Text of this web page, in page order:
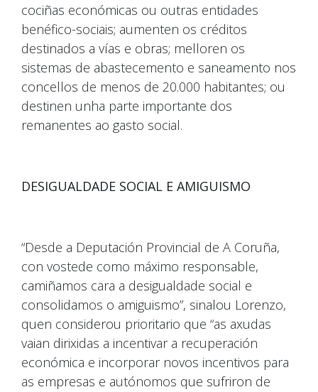
cociñas económicas ou outras entidades
benéfico-sociais; aumenten os créditos
destinados a vías e obras; melloren os
sistemas de abastecemento e saneamento nos
concellos de menos de 20.000 habitantes; ou
destinen unha parte importante dos
remanentes ao gasto social.
DESIGUALDADE SOCIAL E AMIGUISMO
“Desde a Deputación Provincial de A Coruña,
con vostede como máximo responsable,
camiñamos cara a desigualdade social e
consolidamos o amiguismo”, sinalou Lorenzo,
quen considerou prioritario que “as axudas
vaian dirixidas a incentivar a recuperación
económica e incorporar novos incentivos para
as empresas e autónomos que sufriron de